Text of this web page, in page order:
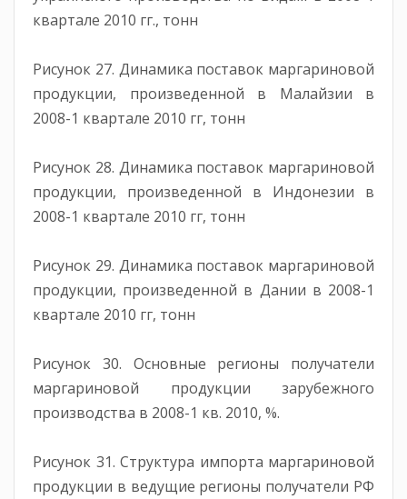
квартале 2010 гг., тонн
Рисунок 27. Динамика поставок маргариновой
продукции, произведенной в Малайзии в
2008-1 квартале 2010 гг, тонн
Рисунок 28. Динамика поставок маргариновой
продукции, произведенной в Индонезии в
2008-1 квартале 2010 гг, тонн
Рисунок 29. Динамика поставок маргариновой
продукции, произведенной в Дании в 2008-1
квартале 2010 гг, тонн
Рисунок 30. Основные регионы получатели
маргариновой продукции зарубежного
производства в 2008-1 кв. 2010, %.
Рисунок 31. Структура импорта маргариновой
продукции в ведущие регионы получатели РФ